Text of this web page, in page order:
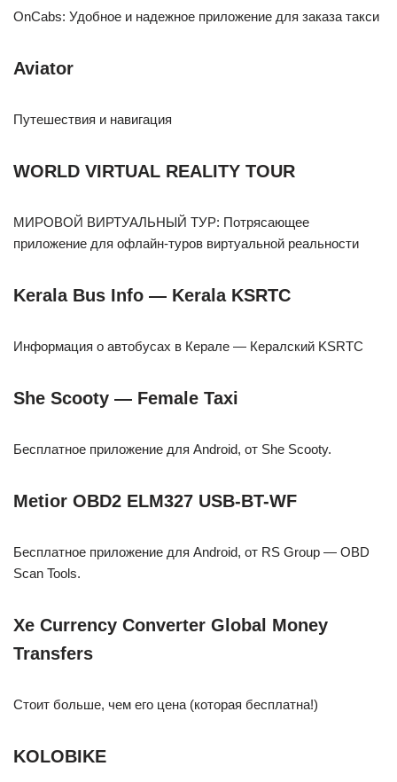
OnCabs: Удобное и надежное приложение для заказа такси
Aviator
Путешествия и навигация
WORLD VIRTUAL REALITY TOUR
МИРОВОЙ ВИРТУАЛЬНЫЙ ТУР: Потрясающее
приложение для офлайн-туров виртуальной реальности
Kerala Bus Info — Kerala KSRTC
Информация о автобусах в Керале — Кералский KSRTC
She Scooty — Female Taxi
Бесплатное приложение для Android, от She Scooty.
Metior OBD2 ELM327 USB-BT-WF
Бесплатное приложение для Android, от RS Group — OBD
Scan Tools.
Xe Currency Converter Global Money
Transfers
Стоит больше, чем его цена (которая бесплатна!)
KOLOBIKE